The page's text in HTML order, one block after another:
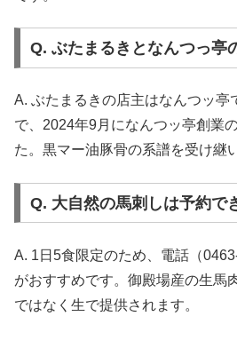
Q. ぶたまるきとなんつっ亭
A. ぶたまるきの店主はなんつッ亭
で、2024年9月になんつッ亭創業
た。黒マー油豚骨の系譜を受け継
Q. 大自然の馬刺しは予約で
A. 1日5食限定のため、電話（
がおすすめです。御殿場産の生馬
ではなく生で提供されます。